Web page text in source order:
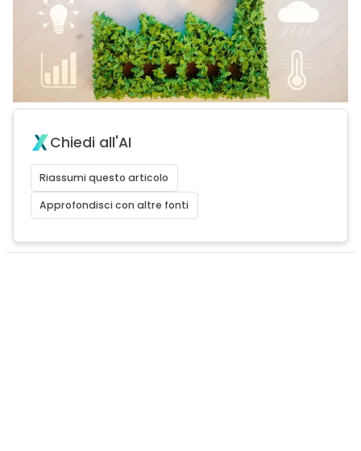
Chiedi all'AI
Riassumi questo articolo
Approfondisci con altre fonti